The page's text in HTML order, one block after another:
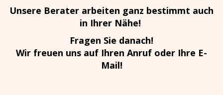
Unsere Berater arbeiten ganz bestimmt auch
in Ihrer Nähe!
Fragen Sie danach!
Wir freuen uns auf Ihren Anruf oder Ihre E-
Mail!